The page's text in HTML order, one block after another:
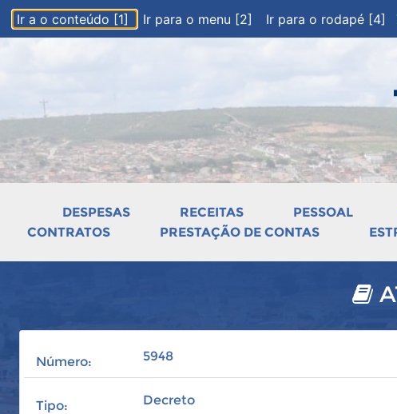
Ir a o conteúdo [1] Ir para o menu [2] Ir para o rodapé [4]
DESPESAS RECEITAS PESSOAL
CONTRATOS
PRESTAÇÃO DE CONTAS
Número: 5948
Tipo: Decreto